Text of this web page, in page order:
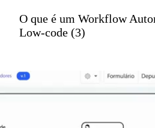
O que é um Workflow
Low-code (3)